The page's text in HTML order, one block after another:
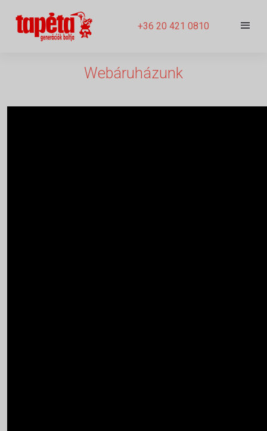
+36 20 421 0810
Webáruházunk